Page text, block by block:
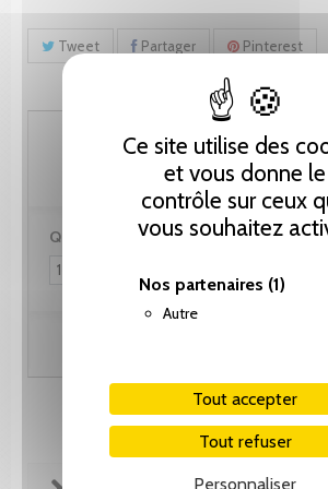
Ce site utilise des
et vous donne le
contrôle sur ceux
vous souhaitez
Nos partenaires (1)
Autre
Tout accepter
Tout refuser
Personnaliser
Tweet Partager Pinterest
112.85 CHF
Quantité :